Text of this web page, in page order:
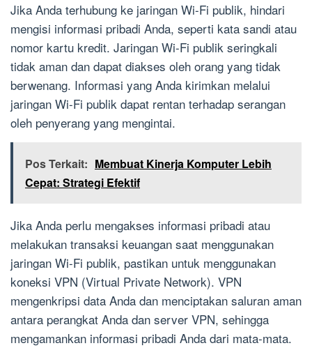
Jika Anda terhubung ke jaringan Wi-Fi publik, hindari
mengisi informasi pribadi Anda, seperti kata sandi atau
nomor kartu kredit. Jaringan Wi-Fi publik seringkali
tidak aman dan dapat diakses oleh orang yang tidak
berwenang. Informasi yang Anda kirimkan melalui
jaringan Wi-Fi publik dapat rentan terhadap serangan
oleh penyerang yang mengintai.
Pos Terkait: Membuat Kinerja Komputer Lebih
Cepat: Strategi Efektif
Jika Anda perlu mengakses informasi pribadi atau
melakukan transaksi keuangan saat menggunakan
jaringan Wi-Fi publik, pastikan untuk menggunakan
koneksi VPN (Virtual Private Network). VPN
mengenkripsi data Anda dan menciptakan saluran aman
antara perangkat Anda dan server VPN, sehingga
mengamankan informasi pribadi Anda dari mata-mata.